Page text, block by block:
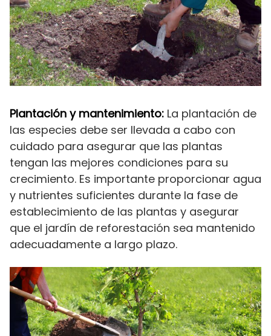
Plantación y mantenimiento: La plantación de
las especies debe ser llevada a cabo con
cuidado para asegurar que las plantas
tengan las mejores condiciones para su
crecimiento. Es importante proporcionar agua
y nutrientes suficientes durante la fase de
establecimiento de las plantas y asegurar
que el jardín de reforestación sea mantenido
adecuadamente a largo plazo.